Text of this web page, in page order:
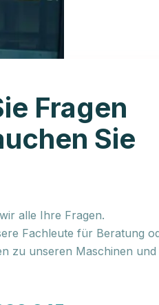
Fragen
Sie
alle Ihre Fragen.
Fachleute für Beratung
zu unseren Maschinen und